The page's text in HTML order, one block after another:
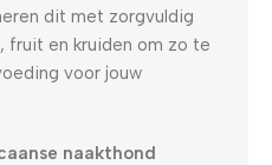
dit met zorgvuldig
fruit en kruiden om zo te
voor jouw
naakthond